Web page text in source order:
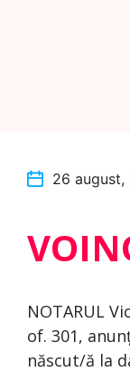
26 august,
NOTARUL
of. 301,
născut/ă la